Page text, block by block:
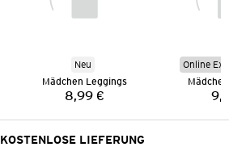
Neu
Mädchen Leggings
Preis:
8,99 €
Online
KOSTENLOSE LIEFERUNG